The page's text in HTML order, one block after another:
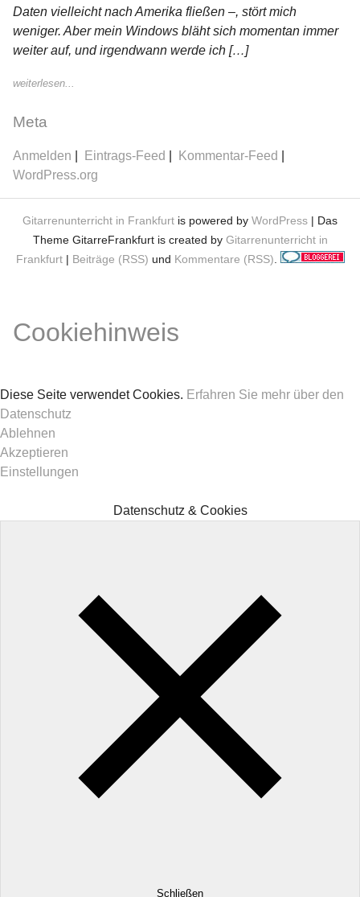
Daten vielleicht nach Amerika fließen –, stört mich
weniger. Aber mein Windows bläht sich momentan immer
weiter auf, und irgendwann werde ich […]
weiterlesen...
Meta
Anmelden Eintrags-Feed
Kommentar-Feed
WordPress.org
Gitarrenunterricht in Frankfurt is powered by WordPress | Das
Theme GitarreFrankfurt is created by Gitarrenunterricht in
Frankfurt| Beiträge (RSS) und Kommentare (RSS)
Cookiehinweis
Diese Seite verwendet Cookies. Erfahren Sie mehr über den
Datenschutz
Ablehnen
Akzeptieren
Einstellungen
Datenschutz & Cookies
Schließen